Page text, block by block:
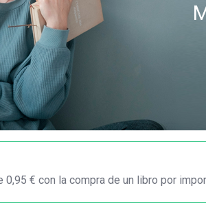
€ con la compra de un libro por